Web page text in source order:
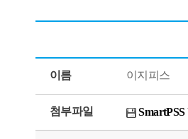
이름 이지피스
첨부파일 SmartPSS